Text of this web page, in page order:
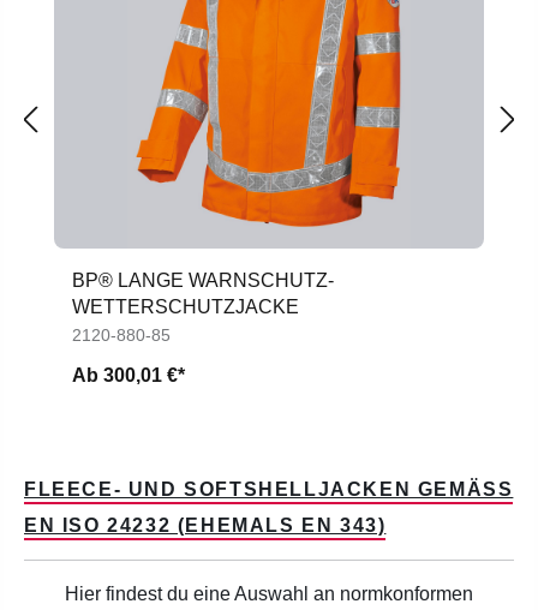
BP® LANGE WARNSCHUTZ-
WETTERSCHUTZJACKE
2120-880-85
Ab 300,01 €*
FLEECE- UND SOFTSHELLJACKEN GEMÄSS E
N ISO 24232 (EHEMALS EN 343)
Hier findest du eine Auswahl an normkonformen